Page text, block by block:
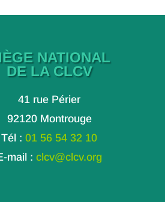
NATIONAL
DE LA CLCV
41 rue Périer
92120 Montrouge
Tél :01 56 54 32 10
mail :clcv@clcv.org